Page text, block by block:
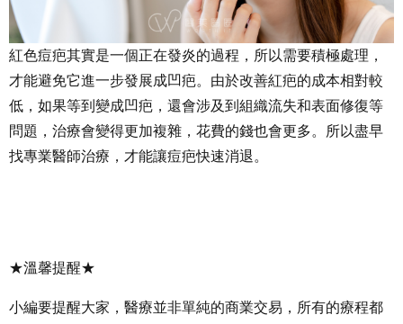
紅色痘疤其實是一個正在發炎的過程，所以需要積極處理，
才能避免它進一步發展成凹疤。由於改善紅疤的成本相對較
低，如果等到變成凹疤，還會涉及到組織流失和表面修復等
問題，治療會變得更加複雜，花費的錢也會更多。所以盡早
找專業醫師治療，才能讓痘疤快速消退。
★溫馨提醒★
小編要提醒大家，醫療並非單純的商業交易，所有的療程都